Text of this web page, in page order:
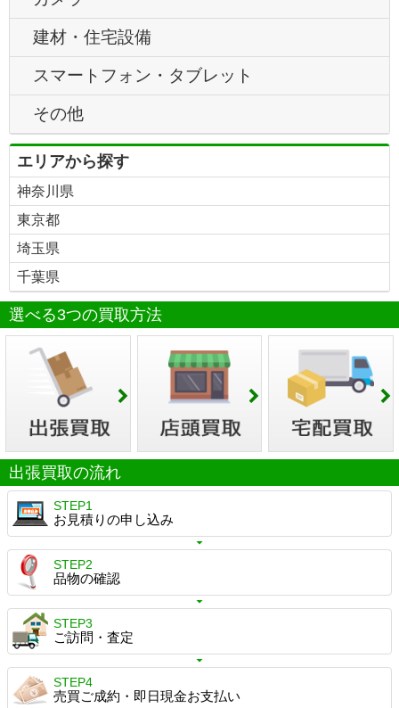
建材・住宅設備
スマートフォン・タブレット
その他
エリアから探す
神奈川県
東京都
埼玉県
千葉県
選べる3つの買取方法
出張買取の流れ
STEP1
お見積りの申し込み
STEP2
品物の確認
STEP3
ご訪問・査定
STEP4
売買ご成約・即日現金お支払い